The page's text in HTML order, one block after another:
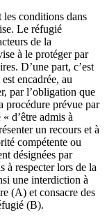
les conditions dans
Le réfugié
de la
à le protéger par
D’une part, c’est
encadrée, au
par l’obligation que
procédure prévue par
d’être admis à
un recours et à
compétente ou
désignées par
à respecter lors de la
une interdiction à
(A) et consacre des
(B).